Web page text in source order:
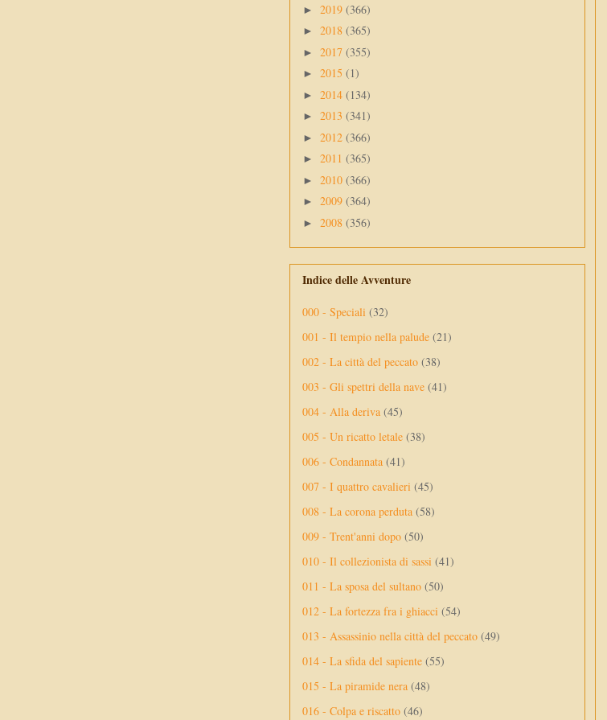
► 2019 (366)
► 2018 (365)
► 2017 (355)
► 2015 (1)
► 2014 (134)
► 2013 (341)
► 2012 (366)
► 2011 (365)
► 2010 (366)
► 2009 (364)
► 2008 (356)
Indice delle Avventure
000 - Speciali (32)
001 - Il tempio nella palude (21)
002 - La città del peccato (38)
003 - Gli spettri della nave (41)
004 - Alla deriva (45)
005 - Un ricatto letale (38)
006 - Condannata (41)
007 - I quattro cavalieri (45)
008 - La corona perduta (58)
009 - Trent'anni dopo (50)
010 - Il collezionista di sassi (41)
011 - La sposa del sultano (50)
012 - La fortezza fra i ghiacci (54)
013 - Assassinio nella città del peccato (49)
014 - La sfida del sapiente (55)
015 - La piramide nera (48)
016 - Colpa e riscatto (46)